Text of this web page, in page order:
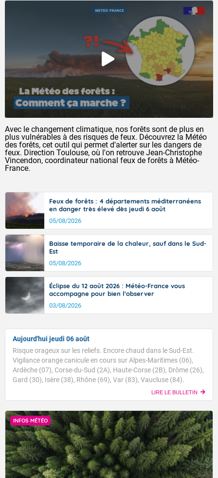
Avec le changement climatique, nos forêts sont de plus en
plus vulnérables à des risques de feux. Découvrez la Météo
des forêts, cet outil qui permet d'alerter sur les dangers de
feux. Direction Toulouse, où l'on retrouve Jean-Christophe
Vincendon, coordinateur national feux de forêts à Météo-
France.
Feux de forêts : 4 départements méditerranéens
en danger très élevé dès jeudi 6 août
05/08/2026
Baisse temporaire de la chaleur, sauf dans le Sud-
Est
05/08/2026
Éclipse du 12 août 2026 : Météo-France vous
accompagne pour bien l'observer
03/08/2026
Aujourd'hui jeudi 06 août
Risque orageux sur les reliefs. Encore chaud dans le Sud-Est.
Vigilance orange canicule en cours sur Alpes-Maritimes (06),
Ardèche (07), Corse-du-Sud (2A), Haute-Corse (2B), Drôme (26),
Gard (30), Isère (38), Rhône (69), Var (83), Vaucluse (84).
LIRE LE BULLETIN
INFOS MÉTÉO